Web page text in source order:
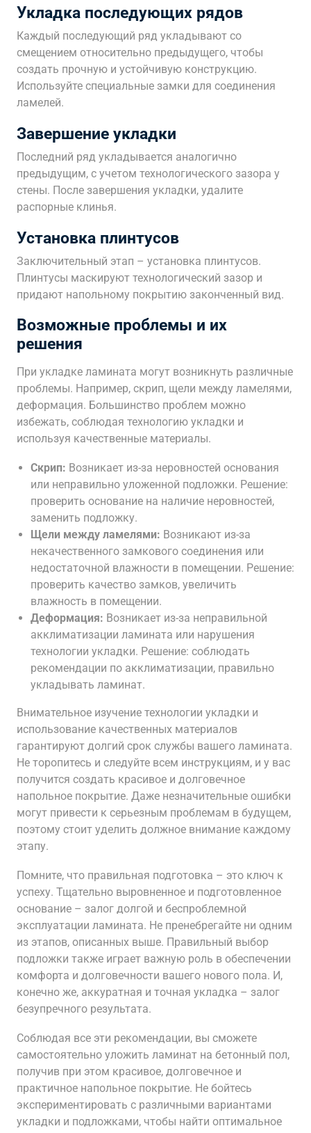
Укладка последующих рядов
Каждый последующий ряд укладывают со
смещением относительно предыдущего, чтобы
создать прочную и устойчивую конструкцию.
Используйте специальные замки для соединения
ламелей.
Завершение укладки
Последний ряд укладывается аналогично
предыдущим, с учетом технологического зазора у
стены. После завершения укладки, удалите
распорные клинья.
Установка плинтусов
Заключительный этап – установка плинтусов.
Плинтусы маскируют технологический зазор и
придают напольному покрытию законченный вид.
Возможные проблемы и их
решения
При укладке ламината могут возникнуть различные
проблемы. Например, скрип, щели между ламелями,
деформация. Большинство проблем можно
избежать, соблюдая технологию укладки и
используя качественные материалы.
Скрип: Возникает из-за неровностей основания
или неправильно уложенной подложки. Решение:
проверить основание на наличие неровностей,
заменить подложку.
Щели между ламелями: Возникают из-за
некачественного замкового соединения или
недостаточной влажности в помещении. Решение:
проверить качество замков, увеличить
влажность в помещении.
Деформация: Возникает из-за неправильной
акклиматизации ламината или нарушения
технологии укладки. Решение: соблюдать
рекомендации по акклиматизации, правильно
укладывать ламинат.
Внимательное изучение технологии укладки и
использование качественных материалов
гарантируют долгий срок службы вашего ламината.
Не торопитесь и следуйте всем инструкциям, и у вас
получится создать красивое и долговечное
напольное покрытие. Даже незначительные ошибки
могут привести к серьезным проблемам в будущем,
поэтому стоит уделить должное внимание каждому
этапу.
Помните, что правильная подготовка – это ключ к
успеху. Тщательно выровненное и подготовленное
основание – залог долгой и беспроблемной
эксплуатации ламината. Не пренебрегайте ни одним
из этапов, описанных выше. Правильный выбор
подложки также играет важную роль в обеспечении
комфорта и долговечности вашего нового пола. И,
конечно же, аккуратная и точная укладка – залог
безупречного результата.
Соблюдая все эти рекомендации, вы сможете
самостоятельно уложить ламинат на бетонный пол,
получив при этом красивое, долговечное и
практичное напольное покрытие. Не бойтесь
экспериментировать с различными вариантами
укладки и подложками, чтобы найти оптимальное